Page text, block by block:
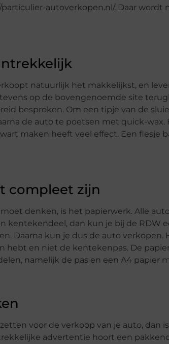
autoverkopen.nl/. Daar wordt
natuurlijk het makkelijkst, en
op de bovengenoemde site
besproken. Om een tipje van de
de auto te poetsen met quick-
maken heeft veel effect. Een flesje
compleet zijn
moet denken, is het papierwerk. Alle
kentekendeel, dan kun je bij de RDW
Daarna kun je dus de auto verkopen.
hebt en niet de kentekenpas. De
namelijk de pas en een A4 papier
voor de verkoop van je auto,
advertentie hoort een